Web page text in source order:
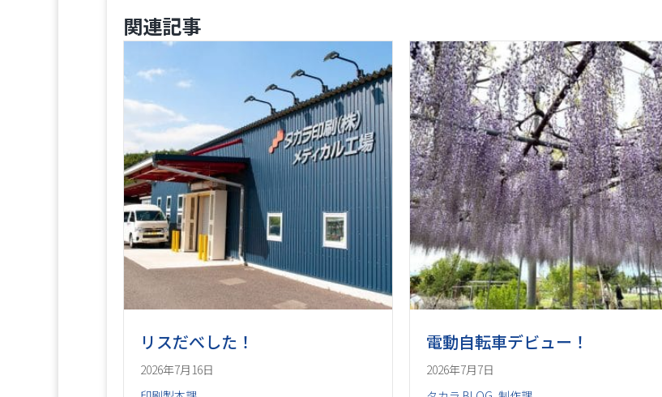
関連記事
リスだべした！
2026年7月16日
電動自転車デビュー！
2026年7月7日